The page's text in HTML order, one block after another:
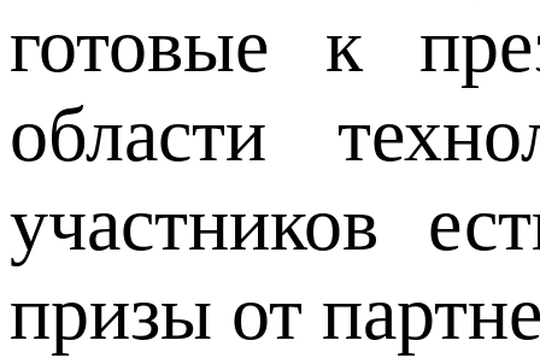
готовые к
области
участников
призы от